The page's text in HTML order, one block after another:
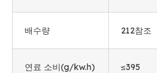
배수량 212참조
연료 소비(g/kw.h) ≤395